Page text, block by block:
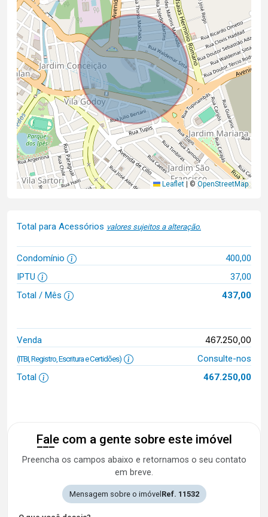
Leaflet ©OpenStreetMap
Total para Acessórios valores sujeitos a alteração.
Condomínio
400,00
IPTU
37,00
Total / Mês
437,00
Venda 467.250,00
(ITBI, Registro, Escritura e Certidões)
Consulte-nos
Total
467.250,00
Fale com a gente sobre este imóvel
Preencha os campos abaixo e retornamos o seu contato
em breve.
Mensagem sobre o imóvel Ref. 11532